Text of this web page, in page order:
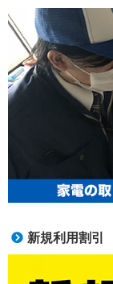
新規利用割引